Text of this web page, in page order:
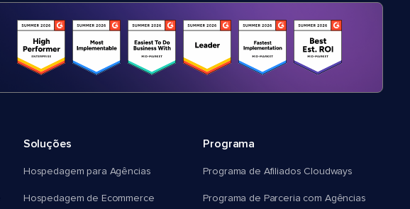
Soluções
Hospedagem para Agências
Hospedagem de Ecommerce
Programa
Programa de Afiliados Cloudways
Programa de Parceria com Agências